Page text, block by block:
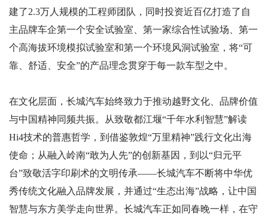
建了2.3万人规模的工程师团队，同时投资近百亿打造了自
主品牌车企第一个安全试验室、第一家综合性试验场、第一
个高海拔环境模拟试验室和第一个环境风洞试验室，将“可
靠、舒适、安全”的产品理念贯穿于每一款车型之中。
在文化层面，长城汽车始终致力于推动越野文化、品牌价值
与中国精神同频共振。从致敬都江堰“千年水利智慧”解读
Hi4技术的普惠哲学，到借鉴敦煌“万里精神”践行文化出海
使命；从融入岭南“敢为人先”的创新基因，到以“归元平
台”致敬活字印刷术的文明传承——长城汽车不断将中华优
秀传统文化融入品牌发展，并通过“生态出海”战略，让中国
智慧与东方美学走向世界。长城汽车正如同春晚一样，在守